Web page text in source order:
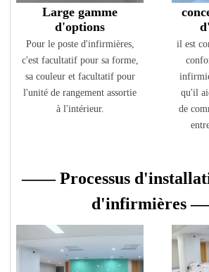
Large gamme
d'options
Pour le poste d'infirmières,
c'est facultatif pour sa forme,
sa couleur et facultatif pour
l'unité de rangement assortie
à l'intérieur.
il est
qu'il
de
—— Processus
d'infirmières